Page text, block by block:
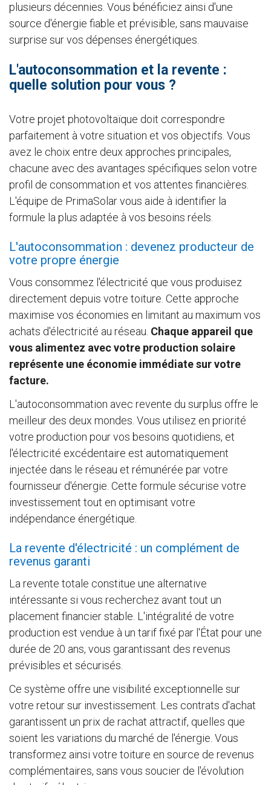
plusieurs décennies. Vous bénéficiez ainsi d'une
source d'énergie fiable et prévisible, sans mauvaise
surprise sur vos dépenses énergétiques.
L'autoconsommation et la revente :
quelle solution pour vous ?
Votre projet photovoltaïque doit correspondre
parfaitement à votre situation et vos objectifs. Vous
avez le choix entre deux approches principales,
chacune avec des avantages spécifiques selon votre
profil de consommation et vos attentes financières.
L'équipe de PrimaSolar vous aide à identifier la
formule la plus adaptée à vos besoins réels.
L'autoconsommation : devenez producteur de
votre propre énergie
Vous consommez l'électricité que vous produisez
directement depuis votre toiture. Cette approche
maximise vos économies en limitant au maximum vos
achats d'électricité au réseau. Chaque appareil que
vous alimentez avec votre production solaire
représente une économie immédiate sur votre
facture.
L'autoconsommation avec revente du surplus offre le
meilleur des deux mondes. Vous utilisez en priorité
votre production pour vos besoins quotidiens, et
l'électricité excédentaire est automatiquement
injectée dans le réseau et rémunérée par votre
fournisseur d'énergie. Cette formule sécurise votre
investissement tout en optimisant votre
indépendance énergétique.
La revente d'électricité : un complément de
revenus garanti
La revente totale constitue une alternative
intéressante si vous recherchez avant tout un
placement financier stable. L'intégralité de votre
production est vendue à un tarif fixé par l'État pour une
durée de 20 ans, vous garantissant des revenus
prévisibles et sécurisés.
Ce système offre une visibilité exceptionnelle sur
votre retour sur investissement. Les contrats d'achat
garantissent un prix de rachat attractif, quelles que
soient les variations du marché de l'énergie. Vous
transformez ainsi votre toiture en source de revenus
complémentaires, sans vous soucier de l'évolution